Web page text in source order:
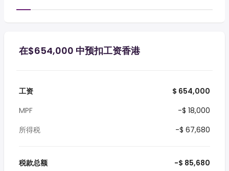
在$654,000 中预扣工资香港
工资
$ 654,000
MPF
-$ 18,000
所得税
-$ 67,680
税款总额 -$ 85,680